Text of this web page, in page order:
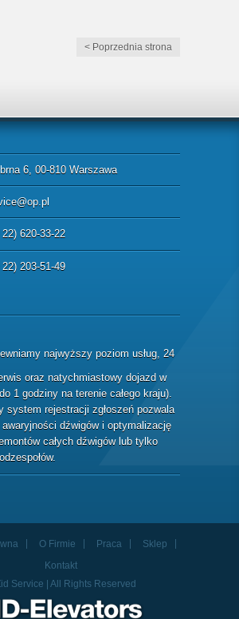
< Poprzednia strona
6, 00-810 Warszawa
620-33-22
203-51-49
najwyższy poziom usług, 24
oraz natychmiastowy dojazd w
1 godziny na terenie całego kraju).
system rejestracji zgłoszeń pozwala
dźwigów i optymalizację
całych dźwigów lub tylko
O Firmie Praca
Sklep
Kontakt
Service | All Rights Reserved